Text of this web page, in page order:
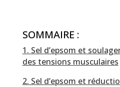
SOMMAIRE :
1. Sel d’epsom et
des tensions musculaires
2. Sel d’epsom et